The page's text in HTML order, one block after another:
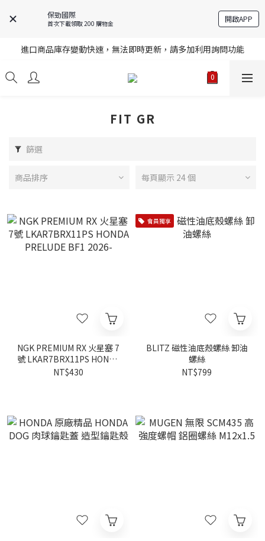
保勁國際
首次下載領取 200 購物金 開啟APP
註冊就送購物金，歡迎加入享更多優惠
註冊就送購物金，歡迎加入享更多優惠
進口商品庫存變動快速，無法即時更新，請多加利用詢問功能
註冊就送購物金，歡迎加入享更多優惠
FIT GR
篩選
商品排序 每頁顯示 24 個
NGK PREMIUM RX 火星塞 7
號 LKAR7BRX11PS HONDA
PRELUDE BF1 2026-
NT$430
會員獨享
BLITZ 磁性油底殼螺絲 卸油
螺絲
NT$799